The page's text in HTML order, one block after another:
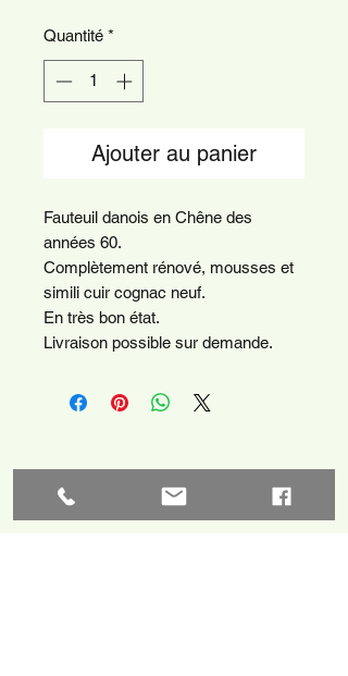
Quantité *
Ajouter au panier
Fauteuil danois en Chêne des
années 60.
Complètement rénové, mousses et
simili cuir cognac neuf.
En très bon état.
Livraison possible sur demande.